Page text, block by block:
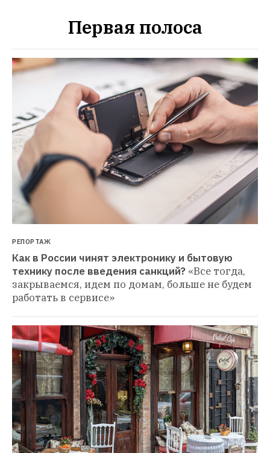
Первая полоса
РЕПОРТАЖ
Как в России чинят электронику и бытовую
технику после введения санкций? «Все тогда,
закрываемся, идем по домам, больше не будем
работать в сервисе»